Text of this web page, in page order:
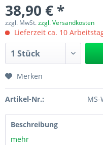
38,90 € *
zzgl. MwSt.zzgl. Versandkosten
Lieferzeit ca. 10
Merken
Artikel-Nr.: MS-
Beschreibung
mehr